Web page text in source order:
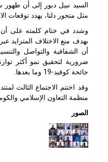
السيد نبيل دبور إلى أن ظهور
مثل متحور دلتا، يهدد توقعات
وشدد في ختام كلمته على أن
بهدف منع الاختلاف المتزايد عبر
أن الشفافية والتواصل
ضرورية لتحقيق نمو أكثر
جائحة كوفيد-19 وما بعدها.
وقد اختتم الاجتماع الثالث
منظمة التعاون الإسلامي
الصور